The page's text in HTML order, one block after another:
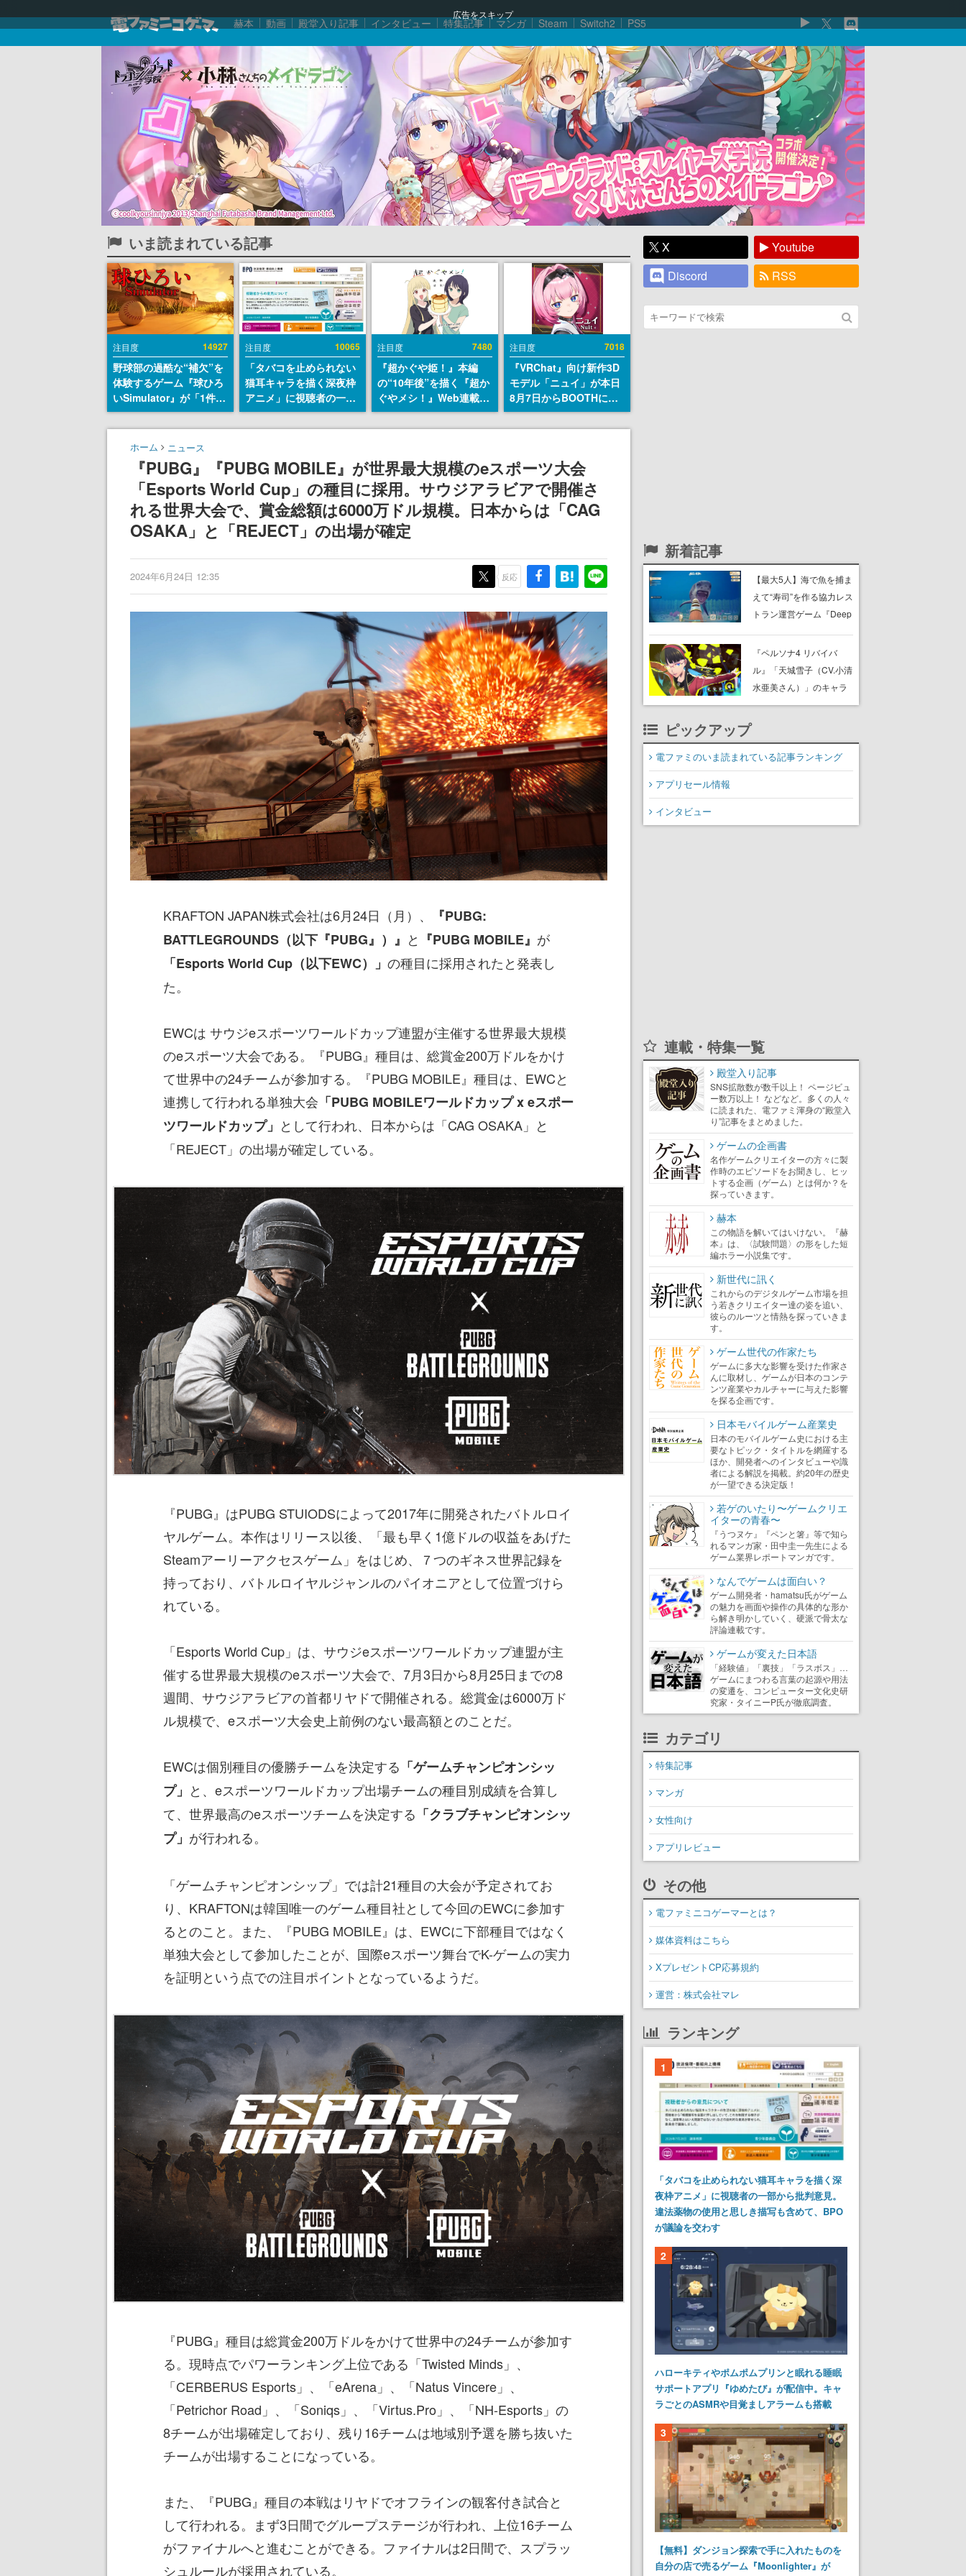
広告をスキップ
赫本 動画 殿堂入り記事 インタビュー 特集記事 マンガ Steam Switch2 PS5
いま読まれている記事
注目度 14927
野球部の過酷な“補欠”を
体験するゲーム『球ひろ
いSimulator』が「1件」
のウィッシュリストをも
とにチェコ語に対応し
SNSで話題に。『キング
ダム・カム』開発元やチ
ェコのプロ野球選手から
称賛の声
注目度 10065
「タバコを止められない
猫耳キャラを描く深夜枠
アニメ」に視聴者の一部
から批判意見。違法薬物
の使用と思しき描写も含
注目度 7480
『超かぐや姫！』本編
の“10年後”を描く『超か
ぐやメシ！』Web連載決
定。新たなWebマンガレ
ーベル「ビビビコミッ
タート、あのお話には…
まだ続きがある！
注目度 7018
『VRChat』向け新作3D
モデル「ニュイ」が本日
8月7日からBOOTHにて
発売。瞳に光る星や感情
豊かな表情が、小悪魔か
ホーム ニュース
『PUBG』『PUBG MOBILE』が世界最大規模のeスポーツ大会
「Esports World Cup」の種目に採用。サウジアラビアで開催さ
れる世界大会で、賞金総額は6000万ドル規模。日本からは「CAG
OSAKA」と「REJECT」の出場が確定
2024年6月24日 12:35 反応
KRAFTON JAPAN株式会社は6月24日（月）、
『PUBG:
BATTLEGROUNDS（以下『PUBG』）』 と 『PUBG MOBILE』 が
「Esports World Cup（以下EWC）」 の種目に採用されたと発表し
た。
EWCは サウジeスポーツワールドカップ連盟が主催する世界最大規模
のeスポーツ大会である。『PUBG』種目は、総賞金200万ドルをかけ
て世界中の24チームが参加する。『PUBG MOBILE』種目は、EWCと
連携して行われる単独大会 「PUBG MOBILEワールドカップ x eスポー
ツワールドカップ」 として行われ、日本からは「CAG OSAKA」と
「REJECT」の出場が確定している。
『PUBG』はPUBG STUIODSによって2017年に開発されたバトルロイ
ヤルゲーム。本作はリリース以後、「最も早く1億ドルの収益をあげた
Steamアーリーアクセスゲーム」をはじめ、７つのギネス世界記録を
持っており、バトルロイヤルジャンルのパイオニアとして位置づけら
れている。
「Esports World Cup」は、サウジeスポーツワールドカップ連盟が主
催する世界最大規模のeスポーツ大会で、7月3日から8月25日までの8
週間、サウジアラビアの首都リヤドで開催される。総賞金は6000万ド
ル規模で、eスポーツ大会史上前例のない最高額とのことだ。
EWCは個別種目の優勝チームを決定する 「ゲームチャンピオンシッ
プ」 と、eスポーツワールドカップ出場チームの種目別成績を合算し
て、世界最高のeスポーツチームを決定する 「クラブチャンピオンシッ
プ」 が行われる。
「ゲームチャンピオンシップ」では計21種目の大会が予定されてお
り、KRAFTONは韓国唯一のゲーム種目社として今回のEWCに参加す
るとのこと。また、『PUBG MOBILE』は、EWCに下部種目ではなく
単独大会として参加したことが、国際eスポーツ舞台でK-ゲームの実力
を証明という点での注目ポイントとなっているようだ。
『PUBG』種目は総賞金200万ドルをかけて世界中の24チームが参加す
る。現時点でパワーランキング上位である「Twisted Minds」、
「CERBERUS Esports」、「eArena」、「Natus Vincere」、
「Petrichor Road」、「Soniqs」、「Virtus.Pro」、「NH-Esports」の
8チームが出場確定しており、残り16チームは地域別予選を勝ち抜いた
チームが出場することになっている。
また、『PUBG』種目の本戦はリヤドでオフラインの観客付き試合と
して行われる。まず3日間でグループステージが行われ、上位16チーム
がファイナルへと進むことができる。ファイナルは2日間で、スプラッ
シュルールが採用されている。
X
Youtube
Discord
RSS
新着記事
【最大5人】海で魚を捕ま
えて“寿司”を作る協力レス
トラン運営ゲーム『Deep
リース。海の中にはサメ
やピラニアといった危険
な生物も棲んでいて、阿
『ペルソナ4 リバイバ
ル』「天城雪子（CV.小清
水亜美さん）」のキャラ
紹介動画が公開。老舗旅
ナ・コノハナサクヤとと
もに主人公たちと舞う
ピックアップ
電ファミのいま読まれている記事ランキング
アプリセール情報
インタビュー
連載・特集一覧
殿堂入り記事
SNS拡散数が数千以上！ ページビュ
ー数万以上！ などなど。多くの人々
に読まれた、電ファミ渾身の“殿堂入
り”記事をまとめました。
ゲームの企画書
名作ゲームクリエイターの方々に製
作時のエピソードをお聞きし、ヒッ
トする企画（ゲーム）とは何か？を
探っていきます。
赫本
この物語を解いてはいけない。『赫
本』は、〈試験問題〉の形をした短
編ホラー小説集です。
新世代に訊く
これからのデジタルゲーム市場を担
う若きクリエイター達の姿を追い、
彼らのルーツと情熱を探っていきま
す。
ゲーム世代の作家たち
ゲームに多大な影響を受けた作家さ
んに取材し、ゲームが日本のコンテ
ンツ産業やカルチャーに与えた影響
を探る企画です。
日本モバイルゲーム産業史
日本のモバイルゲーム史における主
要なトピック・タイトルを網羅する
ほか、開発者へのインタビューや識
者による解説を掲載。約20年の歴史
が一望できる決定版！
若ゲのいたり〜ゲームクリエ
イターの青春〜
『うつヌケ』『ペンと箸』等で知ら
れるマンガ家・田中圭一先生による
ゲーム業界レポートマンガです。
なんでゲームは面白い？
ゲーム開発者・hamatsu氏がゲーム
の魅力を画面や操作の具体的な形か
ら解き明かしていく、硬派で骨太な
評論連載です。
ゲームが変えた日本語
「経験値」「裏技」「ラスボス」…
ゲームにまつわる言葉の起源や用法
の変遷を、コンピューター文化史研
究家・タイニーP氏が徹底調査。
カテゴリ
特集記事
マンガ
女性向け
アプリレビュー
その他
電ファミニコゲーマーとは？
媒体資料はこちら
XプレゼントCP応募規約
運営：株式会社マレ
ランキング
1
「タバコを止められない猫耳キャラを描く深
夜枠アニメ」に視聴者の一部から批判意見。
違法薬物の使用と思しき描写も含めて、BPO
が議論を交わす
2
ハローキティやポムポムプリンと眠れる睡眠
サポートアプリ『ゆめたび』が配信中。キャ
ラごとのASMRや目覚ましアラームも搭載
3
【無料】ダンジョン探索で手に入れたものを
自分の店で売るゲーム『Moonlighter』が